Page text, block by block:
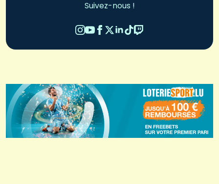
Suivez-nous !